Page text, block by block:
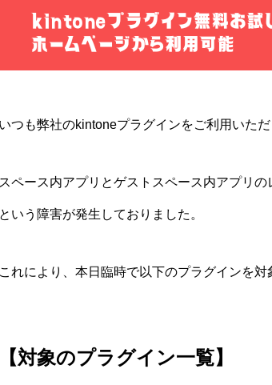
いつも弊社のkintoneプラグインをご利用いた
スペース内アプリとゲストスペース内アプリ
という障害が発生しておりました。
これにより、本日臨時で以下のプラグインを
【対象のプラグイン一覧】